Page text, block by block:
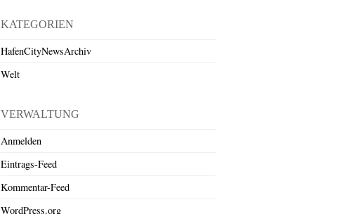
KATEGORIEN
HafenCityNewsArchiv
Welt
VERWALTUNG
Anmelden
Eintrags-Feed
Kommentar-Feed
WordPress.org